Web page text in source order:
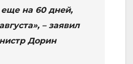
еще на 60 дней,
– заявил
Дорин